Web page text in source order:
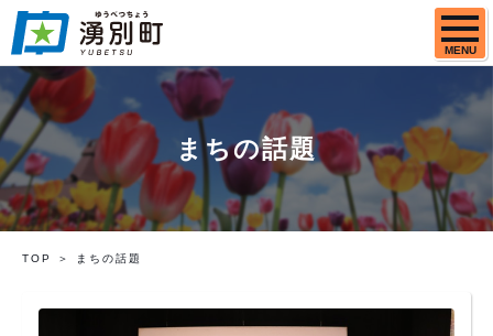
MENU
まちの話題
TOP まちの話題